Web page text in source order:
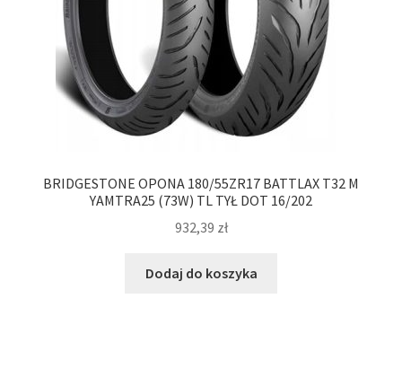
BRIDGESTONE OPONA 180/55ZR17 BATTLAX T32 M
YAMTRA25 (73W) TL TYŁ DOT 16/202
932,39 zł
Dodaj do koszyka